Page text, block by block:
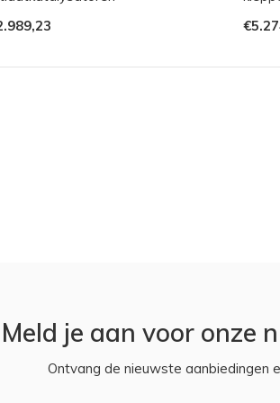
Meld je aan voor onze
Ontvang de nieuwste aanbiedingen